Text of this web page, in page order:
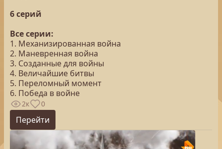
6 серий
Все серии:
1. Механизированная война
2. Маневренная война
3. Созданные для войны
4. Величайшие битвы
5. Переломный момент
6. Победа в войне
2к 0
Перейти